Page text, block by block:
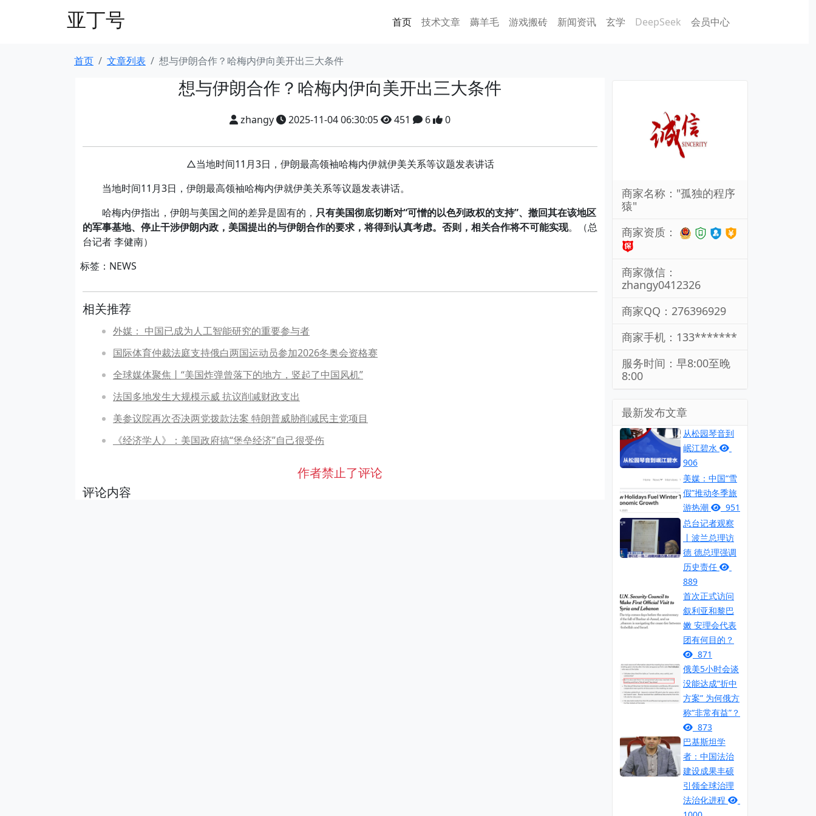
亚丁号 首页 技术文章 薅羊毛 游戏搬砖 新闻资讯 玄学 DeepSeek 会员中心
首页 文章列表 想与伊朗合作？哈梅内伊向美开出三大条件
想与伊朗合作？哈梅内伊向美开出三大条件
zhangy 2025-11-04 06:30:05 451 6 0
△当地时间11月3日，伊朗最高领袖哈梅内伊就伊美关系等议题发表讲话
当地时间11月3日，伊朗最高领袖哈梅内伊就伊美关系等议题发表讲话。
哈梅内伊指出，伊朗与美国之间的差异是固有的， 只有美国彻底切断对“可憎的以色列政权的支持”、撤回其在该地区
的军事基地、停止干涉伊朗内政，美国提出的与伊朗合作的要求，将得到认真考虑。否则，相关合作将不可能实现。（总
台记者 李健南）
标签：NEWS
相关推荐
外媒： 中国已成为人工智能研究的重要参与者
国际体育仲裁法庭支持俄白两国运动员参加2026冬奥会资格赛
全球媒体聚焦丨“美国炸弹曾落下的地方，竖起了中国风机”
法国多地发生大规模示威 抗议削减财政支出
美参议院再次否决两党拨款法案 特朗普威胁削减民主党项目
《经济学人》：美国政府搞“堡垒经济”自己很受伤
作者禁止了评论
评论内容
商家名称："孤独的程序
猿"
商家资质：
商家微信：
zhangy0412326
商家QQ：276396929
商家手机：133*******
服务时间：早8:00至晚
8:00
最新发布文章
从松园琴音到
岷江碧水
906
美媒：中国“雪
假”推动冬季旅
游热潮
951
总台记者观察
丨波兰总理访
德 德总理强调
历史责任
889
首次正式访问
叙利亚和黎巴
嫩 安理会代表
团有何目的？
871
俄美5小时会谈
没能达成“折中
方案” 为何俄方
称“非常有益”？
873
巴基斯坦学
者：中国法治
建设成果丰硕
引领全球治理
法治化进程